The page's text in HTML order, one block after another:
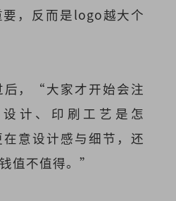
，反而是logo越大个
后，“大家才开始会注
计、印刷工艺是怎
意设计感与细节，还
值不值得。”